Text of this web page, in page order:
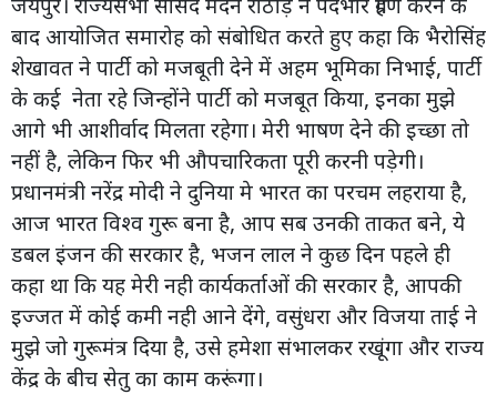
बाद आयोजित समारोह को संबोधित करते हुए कहा कि भैरोसिंह
शेखावत ने पार्टी को मजबूती देने में अहम भूमिका निभाई, पार्टी
के कई नेता रहे जिन्होंने पार्टी को मजबूत किया, इनका मुझे
आगे भी आशीर्वाद मिलता रहेगा। मेरी भाषण देने की इच्छा तो
नहीं है, लेकिन फिर भी औपचारिकता पूरी करनी पड़ेगी।
प्रधानमंत्री नरेंद्र मोदी ने दुनिया मे भारत का परचम लहराया है,
आज भारत विश्व गुरू बना है, आप सब उनकी ताकत बने, ये
डबल इंजन की सरकार है, भजन लाल ने कुछ दिन पहले ही
कहा था कि यह मेरी नही कार्यकर्ताओं की सरकार है, आपकी
इज्जत में कोई कमी नही आने देंगे, वसुंधरा और विजया ताई ने
मुझे जो गुरूमंत्र दिया है, उसे हमेशा संभालकर रखूंगा और राज्य
केंद्र के बीच सेतु का काम करूंगा।